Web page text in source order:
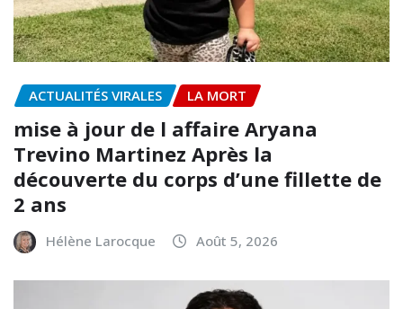
ACTUALITÉS VIRALES LA MORT
mise à jour de l affaire Aryana
Trevino Martinez Après la
découverte du corps d’une fillette de
2 ans
Hélène Larocque Août 5, 2026